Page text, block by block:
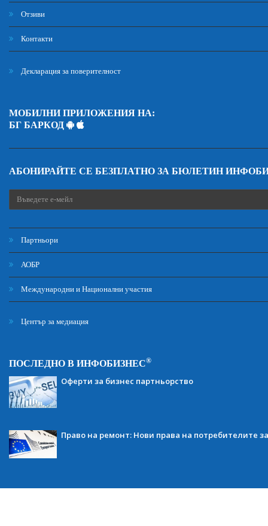
Отзиви
Контакти
Декларация за поверителност
МОБИЛНИ ПРИЛОЖЕНИЯ НА:
БГ БАРКОД
АБОНИРАЙТЕ СЕ БЕЗПЛАТНО ЗА БЮЛЕТИН
Партньори
АОБР
Международни и Национални участия
Център за медиация
ПОСЛЕДНО В ИНФОБИЗНЕС®
Оферти за бизнес партньорство
Право на ремонт: Нови права на потребителите